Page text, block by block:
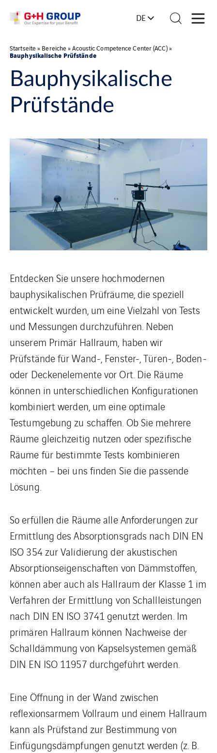
DE
Startseite » Bereiche »Acoustic Competence Center (ACC)»
Bauphysikalische Prüfstände
Bauphysikalische
Prüfstände
Entdecken Sie unsere hochmodernen
bauphysikalischen Prüfräume, die speziell
entwickelt wurden, um eine Vielzahl von Tests
und Messungen durchzuführen. Neben
unserem Primär Hallraum, haben wir
Prüfstände für Wand-, Fenster-, Türen-, Boden-
oder Deckenelemente vor Ort. Die Räume
können in unterschiedlichen Konfigurationen
kombiniert werden, um eine optimale
Testumgebung zu schaffen. Ob Sie mehrere
Räume gleichzeitig nutzen oder spezifische
Räume für bestimmte Tests kombinieren
möchten – bei uns finden Sie die passende
Lösung.
So erfüllen die Räume alle Anforderungen zur
Ermittlung des Absorptionsgrads nach DIN EN
ISO 354 zur Validierung der akustischen
Absorptionseigenschaften von Dämmstoffen,
können aber auch als Hallraum der Klasse 1 im
Verfahren der Ermittlung von Schallleistungen
nach DIN EN ISO 3741 genutzt werden. Im
primären Hallraum können Nachweise der
Schalldämmung von Kapselsystemen gemäß
DIN EN ISO 11957 durchgeführt werden.
Eine Öffnung in der Wand zwischen
reflexionsarmem Vollraum und einem Hallraum
kann als Prüfstand zur Bestimmung von
Einfügungsdämpfungen genutzt werden (z. B.